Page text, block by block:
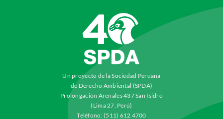
Un proyecto de la Sociedad Peruana
de Derecho Ambiental (SPDA)
Prolongación Arenales 437 San Isidro
(Lima 27, Perú)
Teléfono: (511) 612 4700